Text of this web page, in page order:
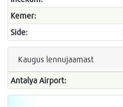
Kemer:
Side:
Kaugus lennujaamast
Antalya Airport: